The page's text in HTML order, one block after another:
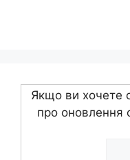
Якщо ви хочете
про оновлення